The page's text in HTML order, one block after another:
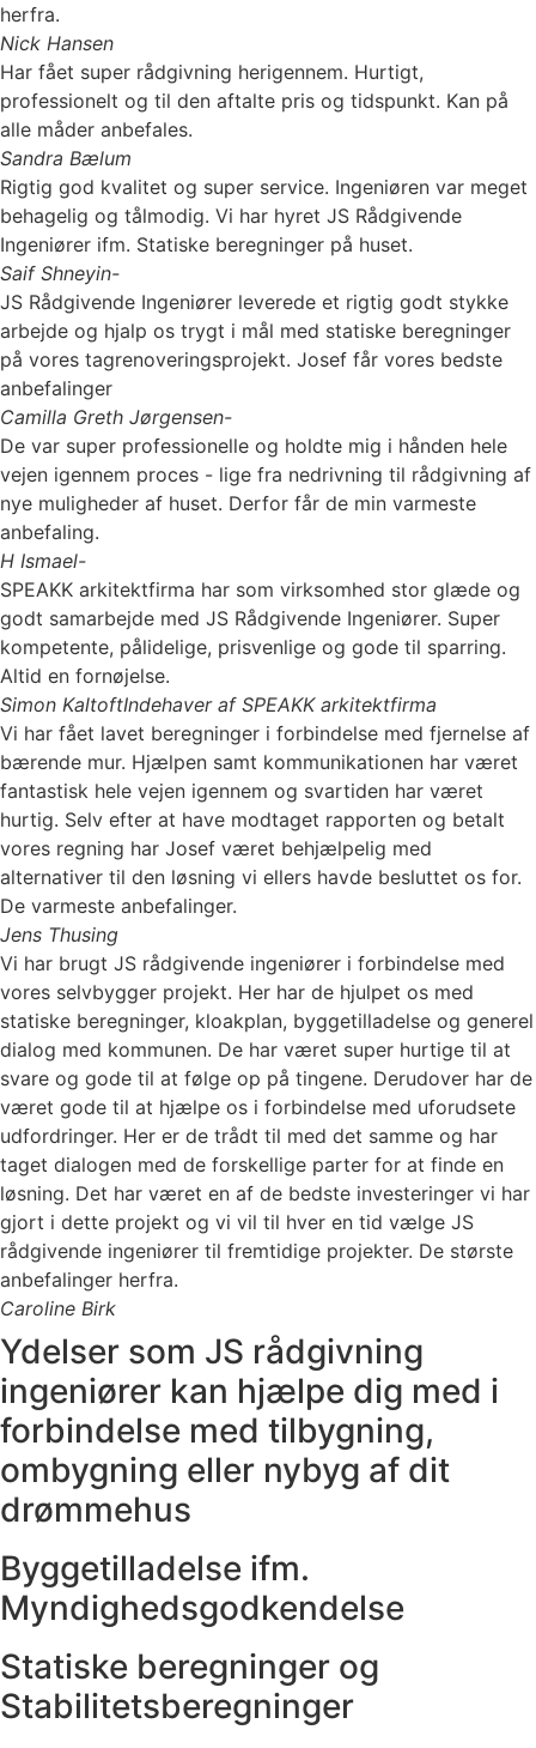
herfra.
Nick Hansen
Har fået super rådgivning herigennem. Hurtigt,
professionelt og til den aftalte pris og tidspunkt. Kan på
alle måder anbefales.
Sandra Bælum
Rigtig god kvalitet og super service. Ingeniøren var meget
behagelig og tålmodig. Vi har hyret JS Rådgivende
Ingeniører ifm. Statiske beregninger på huset.
Saif Shneyin-
JS Rådgivende Ingeniører leverede et rigtig godt stykke
arbejde og hjalp os trygt i mål med statiske beregninger
på vores tagrenoveringsprojekt. Josef får vores bedste
anbefalinger
Camilla Greth Jørgensen-
De var super professionelle og holdte mig i hånden hele
vejen igennem proces - lige fra nedrivning til rådgivning af
nye muligheder af huset. Derfor får de min varmeste
anbefaling.
H Ismael-
SPEAKK arkitektfirma har som virksomhed stor glæde og
godt samarbejde med JS Rådgivende Ingeniører. Super
kompetente, pålidelige, prisvenlige og gode til sparring.
Altid en fornøjelse.
Simon KaltoftIndehaver af SPEAKK arkitektfirma
Vi har fået lavet beregninger i forbindelse med fjernelse af
bærende mur. Hjælpen samt kommunikationen har været
fantastisk hele vejen igennem og svartiden har været
hurtig. Selv efter at have modtaget rapporten og betalt
vores regning har Josef været behjælpelig med
alternativer til den løsning vi ellers havde besluttet os for.
De varmeste anbefalinger.
Jens Thusing
Vi har brugt JS rådgivende ingeniører i forbindelse med
vores selvbygger projekt. Her har de hjulpet os med
statiske beregninger, kloakplan, byggetilladelse og generel
dialog med kommunen. De har været super hurtige til at
svare og gode til at følge op på tingene. Derudover har de
været gode til at hjælpe os i forbindelse med uforudsete
udfordringer. Her er de trådt til med det samme og har
taget dialogen med de forskellige parter for at finde en
løsning. Det har været en af de bedste investeringer vi har
gjort i dette projekt og vi vil til hver en tid vælge JS
rådgivende ingeniører til fremtidige projekter. De største
anbefalinger herfra.
Caroline Birk
Ydelser som JS rådgivning
ingeniører kan hjælpe dig med i
forbindelse med tilbygning,
ombygning eller nybyg af dit
drømmehus
Byggetilladelse ifm.
Myndighedsgodkendelse
Statiske beregninger og
Stabilitetsberegninger